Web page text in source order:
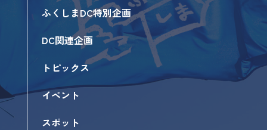
ふくしまDC特別企画
DC関連企画
トピックス
イベント
スポット